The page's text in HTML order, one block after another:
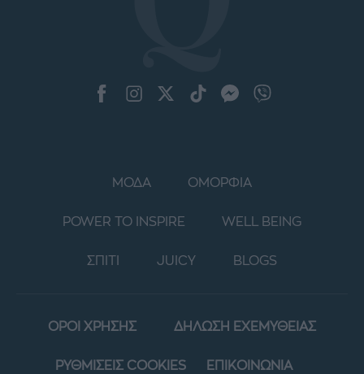
ΜΟΔΑ ΟΜΟΡΦΙΑ
POWER TO INSPIRE WELL BEING
ΣΠΙΤΙ JUICY BLOGS
ΟΡΟΙ ΧΡΗΣΗΣ ΔΗΛΩΣΗ ΕΧΕΜΥΘΕΙΑΣ
ΡΥΘΜΙΣΕΙΣ COOKIES ΕΠΙΚΟΙΝΩΝΙΑ